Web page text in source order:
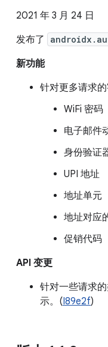
2021 年 3 月 24 日
发布了
新功能
针对更多请求
WiFi 密码
电子邮件
身份验证
UPI 地址
地址单元
地址对应
促销代码
API 变更
针对一些请求
示。(I89e2f)